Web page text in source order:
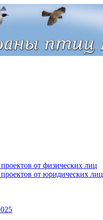
от физических лиц
от юридических лиц